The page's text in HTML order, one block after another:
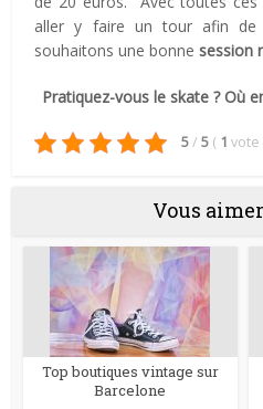
aller y faire un tour afin de
souhaitons une bonne session
Pratiquez-vous le skate ? Où
5/ 5 ( 1 vote
Vous
Top boutiques vintage sur
Barcelone